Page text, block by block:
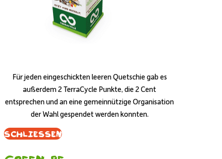
Für jeden eingeschickten leeren Quetschie gab es
außerdem 2 TerraCycle Punkte, die 2 Cent
entsprechen und an eine gemeinnützige Organisation
der Wahl gespendet werden konnten.
Schliessen